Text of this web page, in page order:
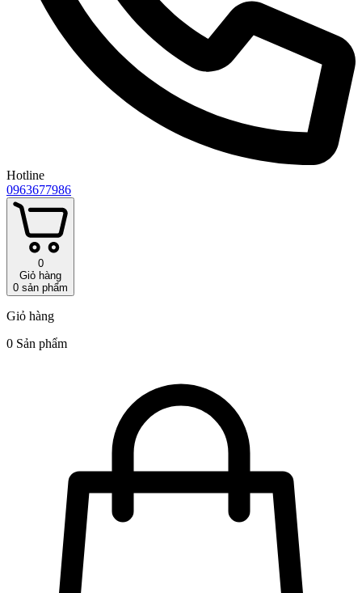
Hotline
0963677986
0
Giỏ hàng
0 sản phẩm
Giỏ hàng
0 Sản phẩm